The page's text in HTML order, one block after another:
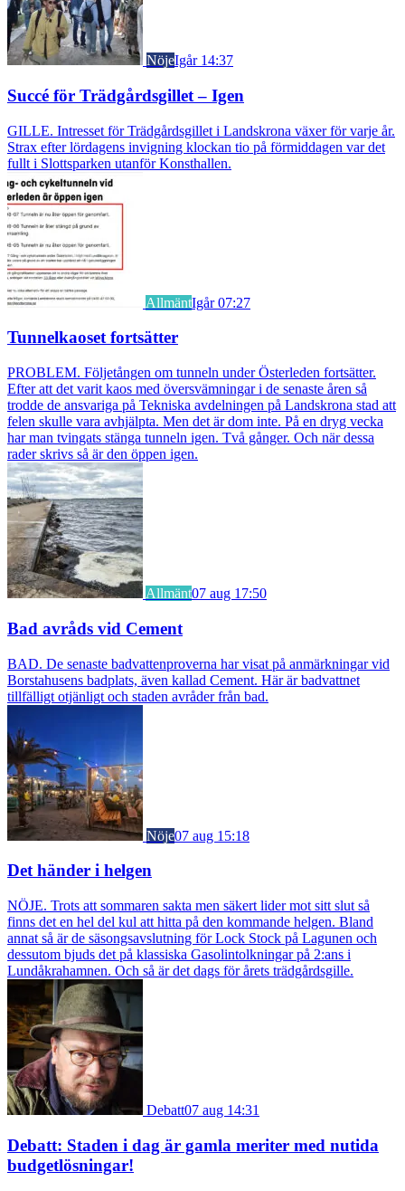
NöjeIgår 14:37
Succé för Trädgårdsgillet – Igen
GILLE. Intresset för Trädgårdsgillet i Landskrona växer för varje år.
Strax efter lördagens invigning klockan tio på förmiddagen var det
fullt i Slottsparken utanför Konsthallen.
AllmäntIgår 07:27
Tunnelkaoset fortsätter
PROBLEM. Följetången om tunneln under Österleden fortsätter.
Efter att det varit kaos med översvämningar i de senaste åren så
trodde de ansvariga på Tekniska avdelningen på Landskrona stad att
felen skulle vara avhjälpta. Men det är dom inte. På en dryg vecka
har man tvingats stänga tunneln igen. Två gånger. Och när dessa
rader skrivs så är den öppen igen.
Allmänt07 aug 17:50
Bad avråds vid Cement
BAD. De senaste badvattenproverna har visat på anmärkningar vid
Borstahusens badplats, även kallad Cement. Här är badvattnet
tillfälligt otjänligt och staden avråder från bad.
Nöje07 aug 15:18
Det händer i helgen
NÖJE. Trots att sommaren sakta men säkert lider mot sitt slut så
finns det en hel del kul att hitta på den kommande helgen. Bland
annat så är de säsongsavslutning för Lock Stock på Lagunen och
dessutom bjuds det på klassiska Gasolintolkningar på 2:ans i
Lundåkrahamnen. Och så är det dags för årets trädgårdsgille.
Debatt07 aug 14:31
Debatt: Staden i dag är gamla meriter med nutida
budgetlösningar!